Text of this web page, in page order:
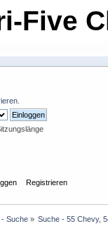
Five
Registrieren
Suche» Suche - 55 Chevy,